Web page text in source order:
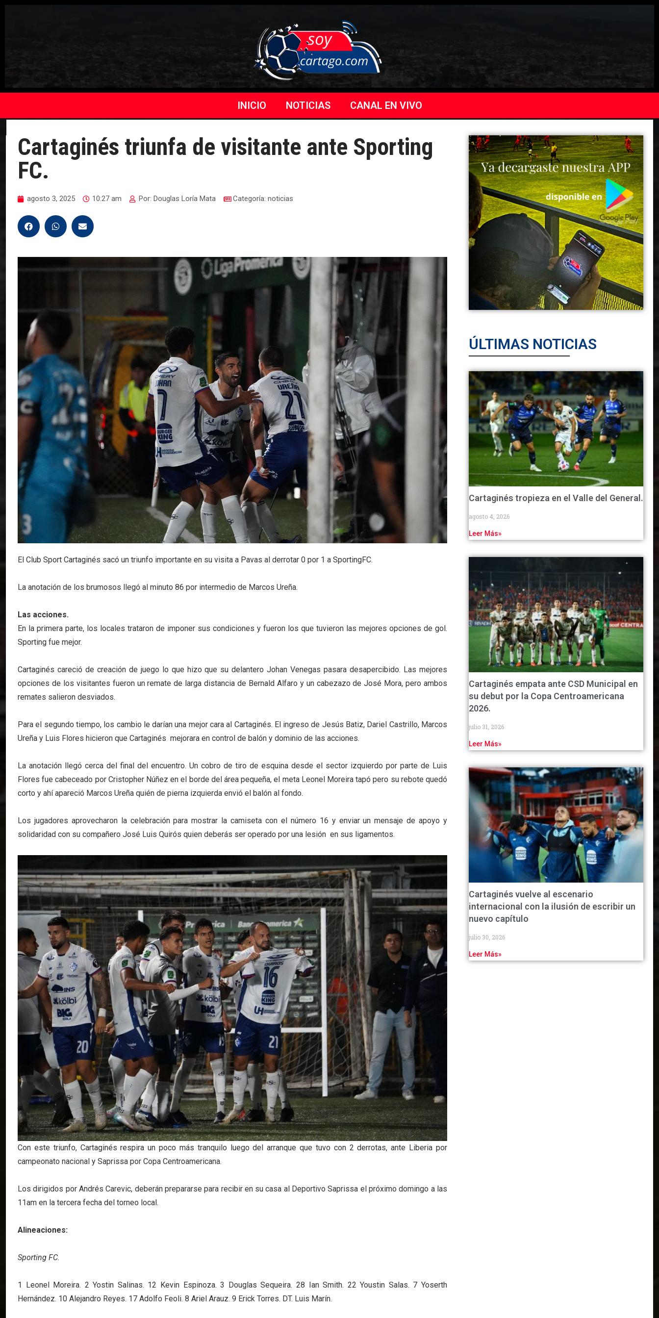
INICIO NOTICIAS CANAL EN VIVO
Cartaginés triunfa de visitante ante Sporting
FC.
agosto 3, 2025 10:27 am Por: Douglas Loría Mata Categoría: noticias
El Club Sport Cartaginés sacó un triunfo importante en su visita a Pavas al derrotar 0 por 1 a SportingFC.
La anotación de los brumosos llegó al minuto 86 por intermedio de Marcos Ureña.
Las acciones.
En la primera parte, los locales trataron de imponer sus condiciones y fueron los que tuvieron las mejores opciones de gol.
Sporting fue mejor.
Cartaginés careció de creación de juego lo que hizo que su delantero Johan Venegas pasara desapercibido. Las mejores
opciones de los visitantes fueron un remate de larga distancia de Bernald Alfaro y un cabezazo de José Mora, pero ambos
remates salieron desviados.
Para el segundo tiempo, los cambio le darían una mejor cara al Cartaginés. El ingreso de Jesús Batiz, Dariel Castrillo, Marcos
Ureña y Luis Flores hicieron que Cartaginés mejorara en control de balón y dominio de las acciones.
La anotación llegó cerca del final del encuentro. Un cobro de tiro de esquina desde el sector izquierdo por parte de Luis
Flores fue cabeceado por Cristopher Núñez en el borde del área pequeña, el meta Leonel Moreira tapó pero su rebote quedó
corto y ahí apareció Marcos Ureña quién de pierna izquierda envió el balón al fondo.
Los jugadores aprovecharon la celebración para mostrar la camiseta con el número 16 y enviar un mensaje de apoyo y
solidaridad con su compañero José Luis Quirós quien deberás ser operado por una lesión en sus ligamentos.
Con este triunfo, Cartaginés respira un poco más tranquilo luego del arranque que tuvo con 2 derrotas, ante Liberia por
campeonato nacional y Saprissa por Copa Centroamericana.
Los dirigidos por Andrés Carevic, deberán prepararse para recibir en su casa al Deportivo Saprissa el próximo domingo a las
11am en la tercera fecha del torneo local.
Alineaciones:
Sporting FC.
1 Leonel Moreira. 2 Yostin Salinas. 12 Kevin Espinoza. 3 Douglas Sequeira. 28 Ian Smith. 22 Youstin Salas. 7 Yoserth
Hernández. 10 Alejandro Reyes. 17 Adolfo Feoli. 8 Ariel Arauz. 9 Erick Torres. DT. Luis Marín.
ÚLTIMAS NOTICIAS
Cartaginés tropieza en el Valle del General.
agosto 4, 2026
Leer Más»
Cartaginés empata ante CSD Municipal en
su debut por la Copa Centroamericana
2026.
julio 31, 2026
Leer Más»
Cartaginés vuelve al escenario
internacional con la ilusión de escribir un
nuevo capítulo
julio 30, 2026
Leer Más»